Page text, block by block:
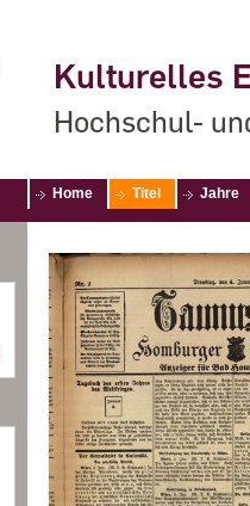
Kulturelles
Hochschul-
Home Titel Jahre